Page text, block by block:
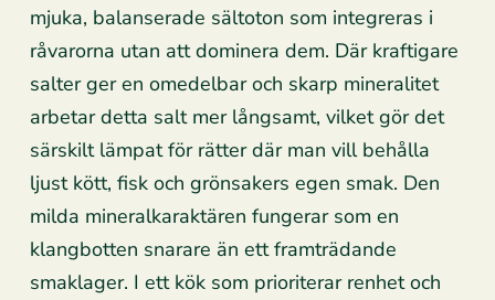
mjuka, balanserade sältoton som integreras i
råvarorna utan att dominera dem. Där kraftigare
salter ger en omedelbar och skarp mineralitet
arbetar detta salt mer långsamt, vilket gör det
särskilt lämpat för rätter där man vill behålla
ljust kött, fisk och grönsakers egen smak. Den
milda mineralkaraktären fungerar som en
klangbotten snarare än ett framträdande
smaklager. I ett kök som prioriterar renhet och